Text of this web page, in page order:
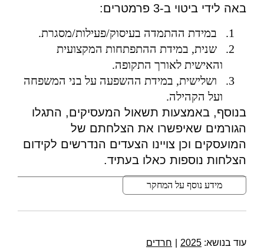
באה לידי ביטוי ב-3 פרמטרים:
במידת ההתמדה בעיסוק/פעילות/מסגרת.
שנית, במידת ההתפתחות המקצועית
והאישית לאורך התקופה.
ושלישית, במידת ההשפעה על בני המשפחה
ועל הקהילה.
בנוסף, באמצעות תשאול המעסיקים, התגלו
הגורמים שאיפשרו את הצלחתם של
המועסקים וכן צויינו הצעדים הנדרשים לקידום
הצלחות נוספות כאלו בעתיד.
מידע נוסף על המחקר
עוד בנושא: 2025 חרדים